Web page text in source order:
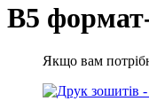
В5
Якщо вам